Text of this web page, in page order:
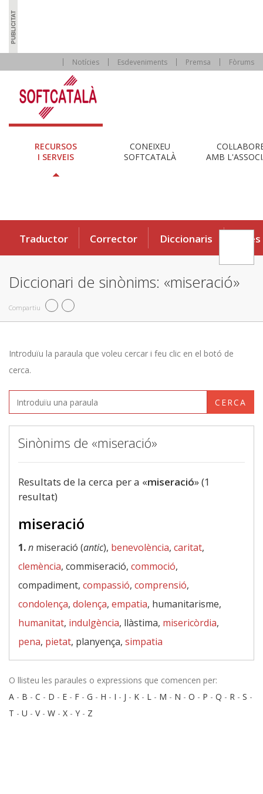
Notícies Esdeveniments Premsa Fòrums
RECURSOS
I SERVEIS
CONEIXEU
SOFTCATALÀ
AMB
Traductor Corrector Diccionaris Eines
Diccionari de sinònims: «miseració»
Compartiu
Introduïu la paraula que voleu cercar i feu clic en el botó de
cerca.
CERCA
Sinònims de «miseració»
Resultats de la cerca per a «miseració» (1
resultat)
miseració
1.n miseració (antic), benevolència, caritat,
clemència, commiseració, commoció,
compadiment, compassió, comprensió,
condolença, dolença, empatia, humanitarisme,
humanitat, indulgència, llàstima, misericòrdia,
pena, pietat, planyença, simpatia
O llisteu les paraules o expressions que comencen per:
A - B - C - D - E - F - G - H - I - J - K - L - M - N - O - P - Q - R - S -
T - U - V- W - X - Y - Z